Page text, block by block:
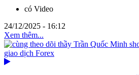
có Video
24/12/2025 - 16:12
Xem thêm...